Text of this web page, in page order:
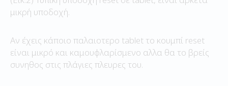
μικρή υποδοχή.
Αν έχεις κάποιο παλαιοτερο tablet το κουμπί reset
είναι μικρό και καμουφλαρίσμενο αλλα θα το βρείς
συνηθος στις πλάγιες πλευρες του.